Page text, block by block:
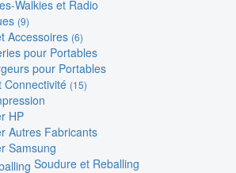
Walkies et Radio
(9)
Accessoires (6)
pour Portables
pour Portables
Connectivité (15)
HP
Autres Fabricants
Samsung
Soudure et Reballing